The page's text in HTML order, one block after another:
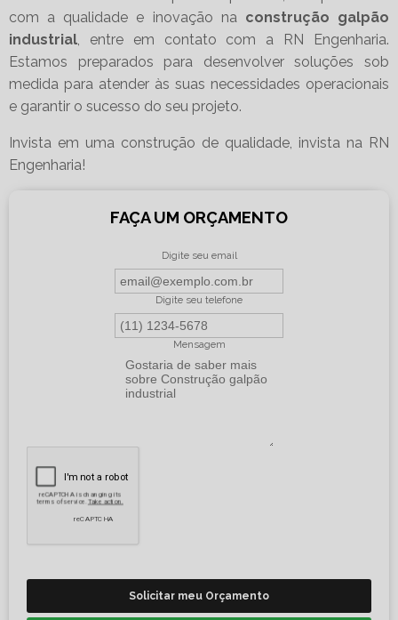
com a qualidade e inovação na construção galpão
industrial, entre em contato com a RN Engenharia.
Estamos preparados para desenvolver soluções sob
medida para atender às suas necessidades operacionais
e garantir o sucesso do seu projeto.
Invista em uma construção de qualidade, invista na RN
Engenharia!
FAÇA UM ORÇAMENTO
Digite seu email
Digite seu telefone
Mensagem
Solicitar meu Orçamento